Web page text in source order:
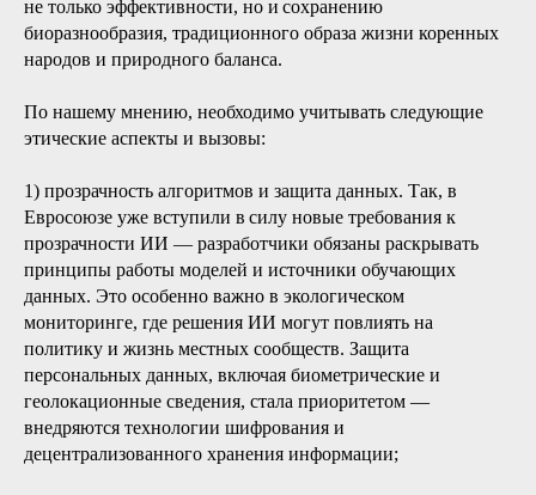
не только эффективности, но и сохранению
биоразнообразия, традиционного образа жизни коренных
народов и природного баланса.
По нашему мнению, необходимо учитывать следующие
этические аспекты и вызовы:
1) прозрачность алгоритмов и защита данных. Так, в
Евросоюзе уже вступили в силу новые требования к
прозрачности ИИ — разработчики обязаны раскрывать
принципы работы моделей и источники обучающих
данных. Это особенно важно в экологическом
мониторинге, где решения ИИ могут повлиять на
политику и жизнь местных сообществ. Защита
персональных данных, включая биометрические и
геолокационные сведения, стала приоритетом —
внедряются технологии шифрования и
децентрализованного хранения информации;